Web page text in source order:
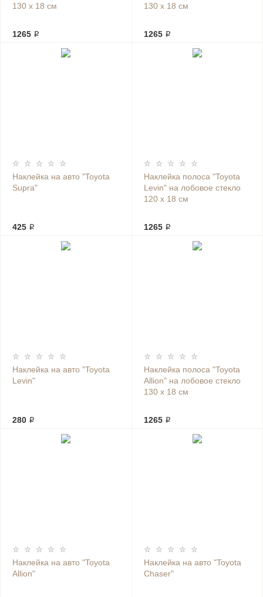
130 х 18 см
1265 ₽
130 х 18 см
1265 ₽
Наклейка на авто "Toyota
Supra"
425 ₽
Наклейка полоса "Toyota
Levin" на лобовое стекло
120 х 18 см
1265 ₽
Наклейка на авто "Toyota
Levin"
280 ₽
Наклейка полоса "Toyota
Allion" на лобовое стекло
130 х 18 см
1265 ₽
Наклейка на авто "Toyota
Allion"
Наклейка на авто "Toyota
Chaser"